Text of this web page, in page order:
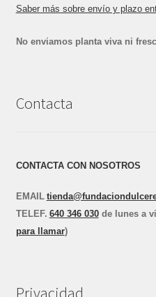
Saber más sobre envío y plazo
No enviamos planta viva ni
Contacta
CONTACTA CON NOSOTROS
EMAIL
TELE F. 640 346 030de lunes a
para llamar)
Privacidad